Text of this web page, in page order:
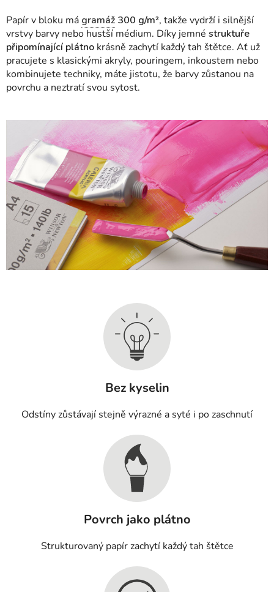
Papír v bloku má gramáž 300 g/m², takže vydrží i silnější
vrstvy barvy nebo hustší médium. Díky jemné struktuře
připomínající plátno krásně zachytí každý tah štětce. Ať už
pracujete s klasickými akryly, pouringem, inkoustem nebo
kombinujete techniky, máte jistotu, že barvy zůstanou na
povrchu a neztratí svou sytost.
Bez kyselin
Odstíny zůstávají stejně výrazné a syté i po zaschnutí
Povrch jako plátno
Strukturovaný papír zachytí každý tah štětce